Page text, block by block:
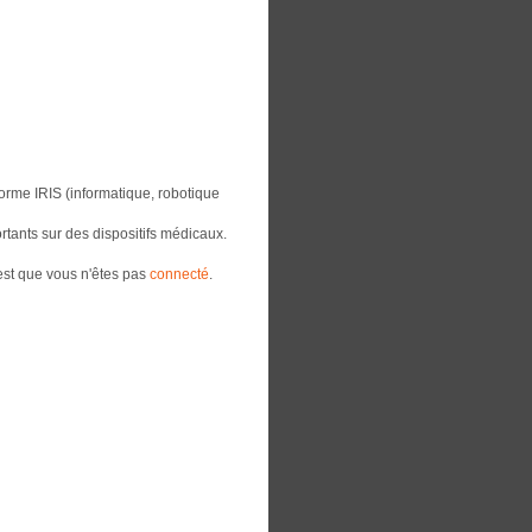
IRIS (informatique, robotique
sur des dispositifs médicaux.
que vous n'êtes pas connecté